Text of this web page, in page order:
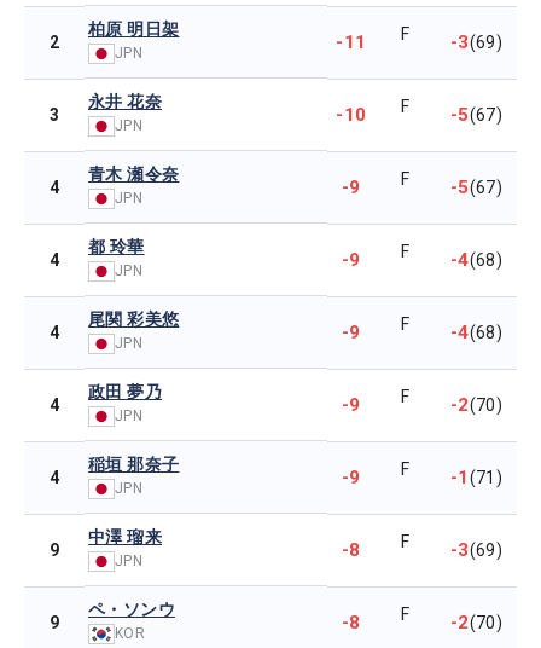
2
柏原 明日架
JPN -11 F -3(69)
3
永井 花奈
JPN -10 F -5(67)
4
青木 瀬令奈
JPN -9 F -5(67)
4
都 玲華
JPN -9 F -4(68)
4
尾関 彩美悠
JPN -9 F -4(68)
4
政田 夢乃
JPN -9 F -2(70)
4
稲垣 那奈子
JPN -9 F -1(71)
9
中澤 瑠来
JPN -8 F -3(69)
9
ペ・ソンウ
KOR -8 F -2(70)